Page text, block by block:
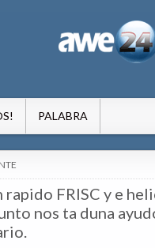
PALABRA
rapido FRISC y e
nos ta duna